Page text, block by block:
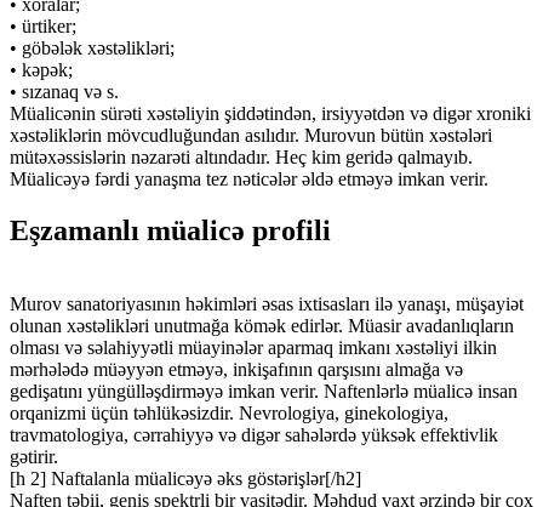
• ürtiker;
• göbələk xəstəlikləri;
• kəpək;
• sızanaq və s.
Müalicənin sürəti xəstəliyin şiddətindən, irsiyyətdən və digər xroniki
xəstəliklərin mövcudluğundan asılıdır. Murovun bütün xəstələri
mütəxəssislərin nəzarəti altındadır. Heç kim geridə qalmayıb.
Müalicəyə fərdi yanaşma tez nəticələr əldə etməyə imkan verir.
Eşzamanlı müalicə profili
Murov sanatoriyasının həkimləri əsas ixtisasları ilə yanaşı, müşayiət
olunan xəstəlikləri unutmağa kömək edirlər. Müasir avadanlıqların
olması və səlahiyyətli müayinələr aparmaq imkanı xəstəliyi ilkin
mərhələdə müəyyən etməyə, inkişafının qarşısını almağa və
gedişatını yüngülləşdirməyə imkan verir. Naftenlərlə müalicə insan
orqanizmi üçün təhlükəsizdir. Nevrologiya, ginekologiya,
travmatologiya, cərrahiyyə və digər sahələrdə yüksək effektivlik
gətirir.
[h 2] Naftalanla müalicəyə əks göstərişlər[/h2]
Naften təbii, geniş spektrli bir vasitədir. Məhdud vaxt ərzində bir çox